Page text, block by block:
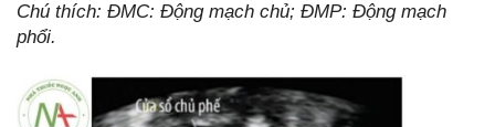
Chú thích: ĐMC: Động mạch chủ; ĐMP: Động mạch
phổi.